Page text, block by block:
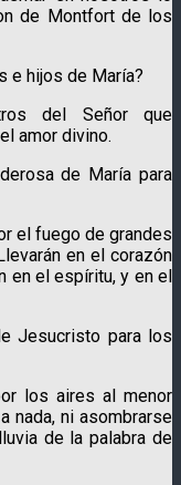
de Montfort de los
e hijos de María?
del Señor que
amor divino.
de María para
el fuego de grandes
en el corazón
en el espíritu, y en el
Jesucristo para los
los aires al menor
nada, ni asombrarse
de la palabra de